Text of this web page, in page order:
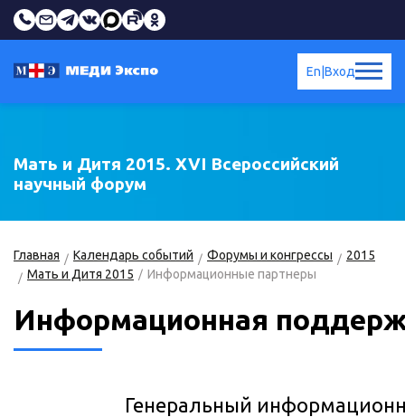
Вход
En
Мать и Дитя 2015. XVI Всероссийский
научный форум
Главная Календарь событий Форумы и конгрессы
2015
Мать и Дитя 2015
Информационные партнеры
Информационная
Генеральный